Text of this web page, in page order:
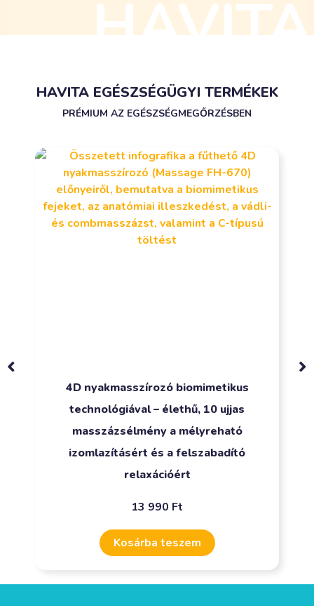
HAVITA EGÉSZSÉGÜGYI TERMÉKEK
PRÉMIUM AZ EGÉSZSÉGMEGŐRZÉSBEN
4D nyakmasszírozó biomimetikus
technológiával – élethű, 10 ujjas
masszázsélmény a mélyreható
izomlazításért és a felszabadító
relaxációért
13 990 Ft
Kosárba teszem